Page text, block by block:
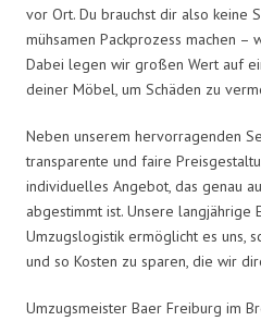
vor Ort. Du brauchst dir also keine
mühsamen Packprozess machen
Dabei legen wir großen Wert auf
deiner Möbel, um Schäden zu
Neben unserem hervorragenden
transparente und faire
individuelles Angebot, das genau
abgestimmt ist. Unsere langjährige
Umzugslogistik ermöglicht es uns,
und so Kosten zu sparen, die wir
Umzugsmeister Baer Freiburg im